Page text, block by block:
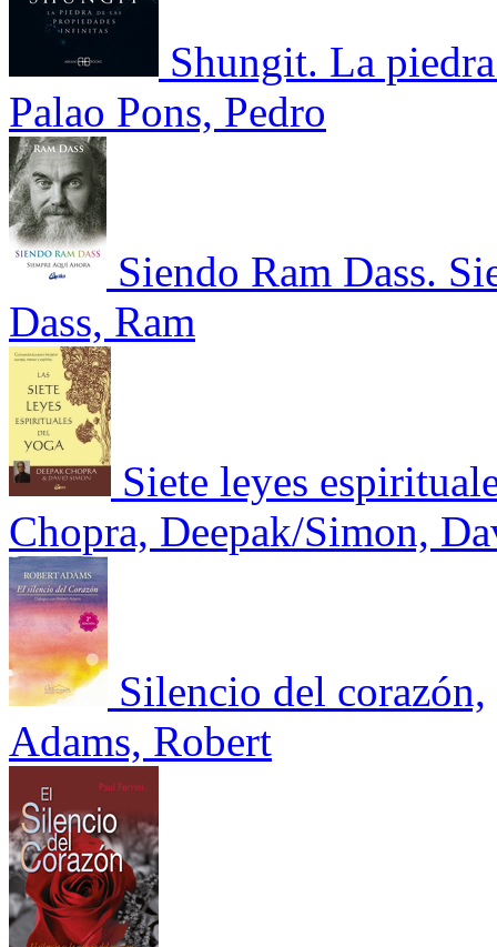
Shungit. La
Palao Pons, Pedro
Siendo Ram Dass.
Dass, Ram
Siete leyes
Chopra, Deepak/Simon,
Silencio del corazón,
Adams, Robert